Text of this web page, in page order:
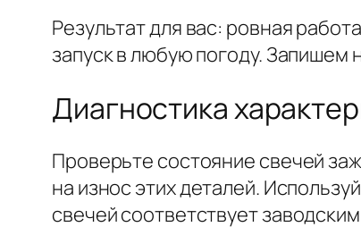
Результат для вас: ровная
запуск в любую погоду. Запишем
Диагностика
Проверьте состояние свечей
на износ этих деталей.
свечей соответствует